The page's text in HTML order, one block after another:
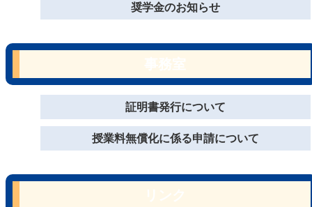
奨学金のお知らせ
証明書発行について
授業料無償化に係る申請について